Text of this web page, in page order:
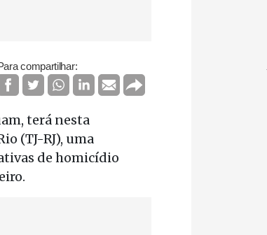
compartilhar:
terá nesta
(TJ-RJ), uma
de homicídio